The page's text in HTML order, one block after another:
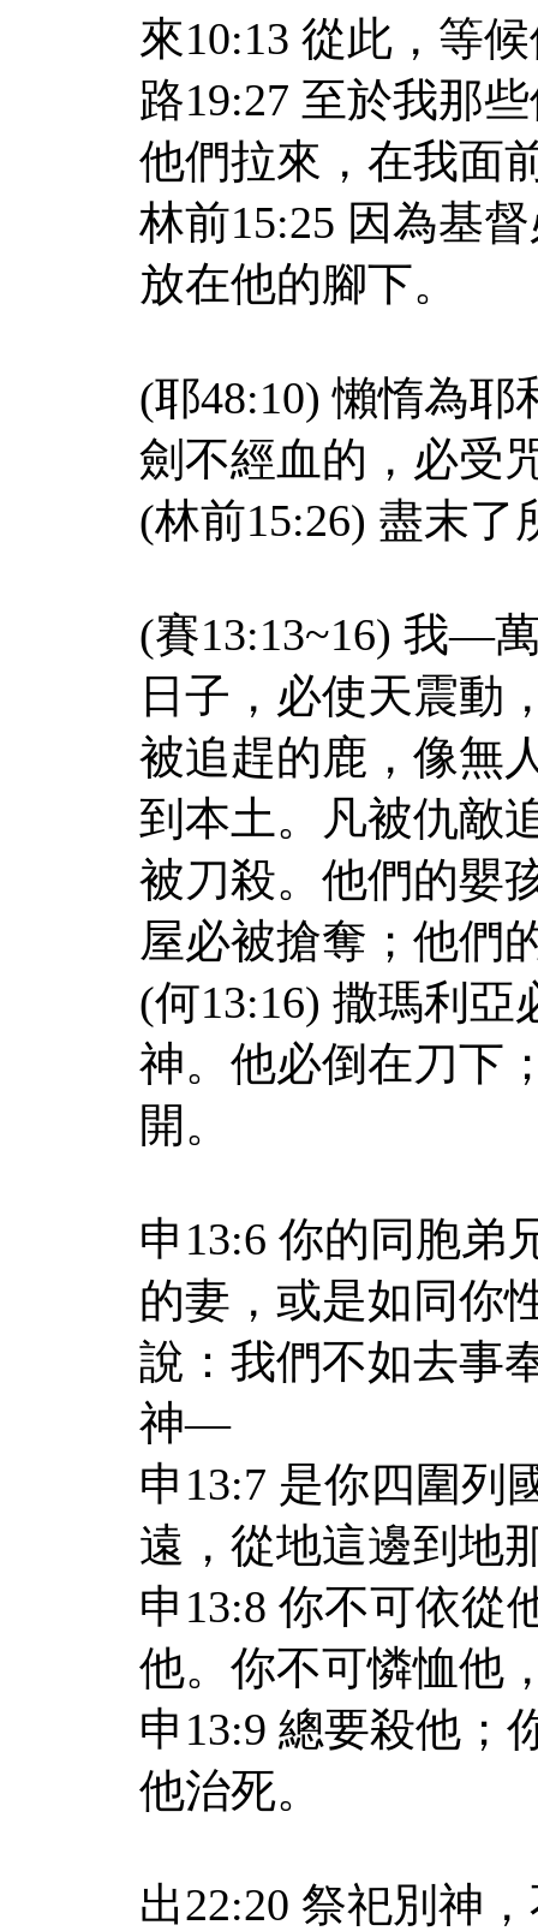
來10:13 從此，等
路19:27 至於我那
他們拉來，在我面
林前15:25 因為基
放在他的腳下。
(耶48:10) 懶惰為
劍不經血的，必受
(林前15:26) 盡末
(賽13:13~16) 我—
日子，必使天震動
被追趕的鹿，像無
到本土。凡被仇敵
被刀殺。他們的嬰
屋必被搶奪；他們
(何13:16) 撒瑪利
神。他必倒在刀下
開。
申13:6 你的同胞弟
的妻，或是如同你
說：我們不如去事
神—
申13:7 是你四圍列
遠，從地這邊到地
申13:8 你不可依從
他。你不可憐恤他
申13:9 總要殺他；
他治死。
出22:20 祭祀別神